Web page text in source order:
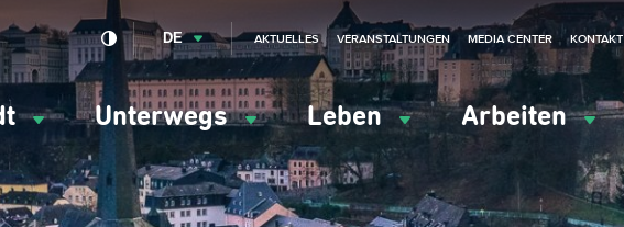
Unterwegs Leben Arbeiten
DE AKTUELLES VERANSTALTUNGEN MEDIA CENTER KONTAKT